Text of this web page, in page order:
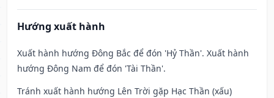
Hướng xuất hành
Xuất hành hướng Đông Bắc để đón 'Hỷ Thần'. Xuất hành
hướng Đông Nam để đón 'Tài Thần'.
Tránh xuất hành hướng Lên Trời gặp Hạc Thần (xấu)